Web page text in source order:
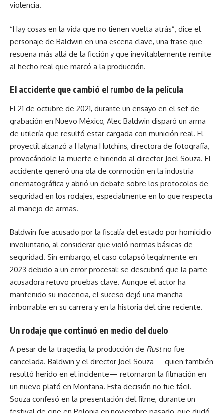
violencia.
“Hay cosas en la vida que no tienen vuelta atrás”, dice el
personaje de Baldwin en una escena clave, una frase que
resuena más allá de la ficción y que inevitablemente remite
al hecho real que marcó a la producción.
El accidente que cambió el rumbo de la película
El 21 de octubre de 2021, durante un ensayo en el set de
grabación en Nuevo México, Alec Baldwin disparó un arma
de utilería que resultó estar cargada con munición real. El
proyectil alcanzó a Halyna Hutchins, directora de fotografía,
provocándole la muerte e hiriendo al director Joel Souza. El
accidente generó una ola de conmoción en la industria
cinematográfica y abrió un debate sobre los protocolos de
seguridad en los rodajes, especialmente en lo que respecta
al manejo de armas.
Baldwin fue acusado por la fiscalía del estado por homicidio
involuntario, al considerar que violó normas básicas de
seguridad. Sin embargo, el caso colapsó legalmente en
2023 debido a un error procesal: se descubrió que la parte
acusadora retuvo pruebas clave. Aunque el actor ha
mantenido su inocencia, el suceso dejó una mancha
imborrable en su carrera y en la historia del cine reciente.
Un rodaje que continuó en medio del duelo
A pesar de la tragedia, la producción de Rustno fue
cancelada. Baldwin y el director Joel Souza —quien también
resultó herido en el incidente— retomaron la filmación en
un nuevo plató en Montana. Esta decisión no fue fácil.
Souza confesó en la presentación del filme, durante un